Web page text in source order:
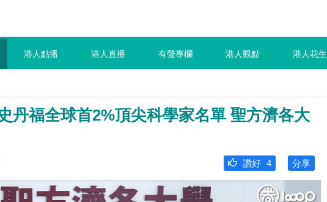
港人點播 港人直播 有聲專欄 港人觀點 港人花生
丹福全球首2%頂尖科學家名單 聖方濟各大
分享
讚好 4